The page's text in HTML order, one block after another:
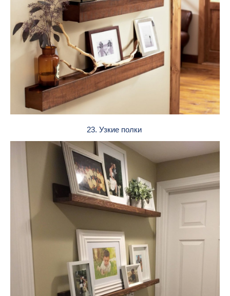
23. Узкие полки